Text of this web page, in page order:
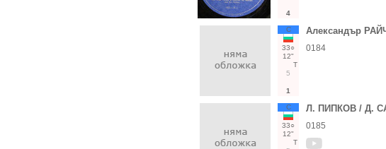
4
С
33○
12"
Т
5
1
Александър
0184
С
33○
12"
Т
Л. ПИПКОВ / Д.
0185